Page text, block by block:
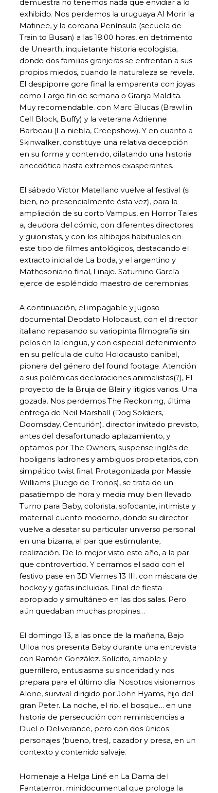
demuestra no tenemos nada que envidiar a lo
exhibido. Nos perdemos la uruguaya Al Morir la
Matinee, y la coreana Península (secuela de
Train to Busan) a las 18.00 horas, en detrimento
de Unearth, inquietante historia ecologista,
donde dos familias granjeras se enfrentan a sus
propios miedos, cuando la naturaleza se revela.
El despiporre gore final la emparenta con joyas
como Largo fin de semana o Granja Maldita.
Muy recomendable. con Marc Blucas (Brawl in
Cell Block, Buffy) y la veterana Adrienne
Barbeau (La niebla, Creepshow). Y en cuanto a
Skinwalker, constituye una relativa decepción
en su forma y contenido, dilatando una historia
anecdótica hasta extremos exasperantes.
El sábado Víctor Matellano vuelve al festival (si
bien, no presencialmente ésta vez), para la
ampliación de su corto Vampus, en Horror Tales
a, deudora del cómic, con diferentes directores
y guionistas, y con los altibajos habituales en
este tipo de filmes antológicos, destacando el
extracto inicial de La boda, y el argentino y
Mathesoniano final, Linaje. Saturnino García
ejerce de espléndido maestro de ceremonias.
A continuación, el impagable y jugoso
documental Deodato Holocaust, con el director
italiano repasando su variopinta filmografía sin
pelos en la lengua, y con especial detenimiento
en su película de culto Holocausto caníbal,
pionera del género del found footage. Atención
a sus polémicas declaraciones animalistas(?), El
proyecto de la Bruja de Blair y litigios varios. Una
gozada. Nos perdemos The Reckoning, última
entrega de Neil Marshall (Dog Soldiers,
Doomsday, Centurión), director invitado previsto,
antes del desafortunado aplazamiento, y
optamos por The Owners, suspense inglés de
hooligans ladrones y ambiguos propietarios, con
simpático twist final. Protagonizada por Massie
Williams (Juego de Tronos), se trata de un
pasatiempo de hora y media muy bien llevado.
Turno para Baby, colorista, sofocante, intimista y
maternal cuento moderno, donde su director
vuelve a desatar su particular universo personal
en una bizarra, al par que estimulante,
realización. De lo mejor visto este año, a la par
que controvertido. Y cerramos el sado con el
festivo pase en 3D Viernes 13 III, con máscara de
hockey y gafas incluidas. Final de fiesta
apropiado y simultáneo en las dos salas. Pero
aún quedaban muchas propinas…
El domingo 13, a las once de la mañana, Bajo
Ulloa nos presenta Baby durante una entrevista
con Ramón González. Solícito, amable y
guerrillero, entusiasma su sinceridad y nos
prepara para el último día. Nosotros visionamos
Alone, survival dirigido por John Hyams, hijo del
gran Peter. La noche, el rio, el bosque… en una
historia de persecución con reminiscencias a
Duel o Deliverance, pero con dos únicos
personajes (bueno, tres), cazador y presa, en un
contexto y contenido salvaje.
Homenaje a Helga Liné en La Dama del
Fantaterror, minidocumental que prologa la